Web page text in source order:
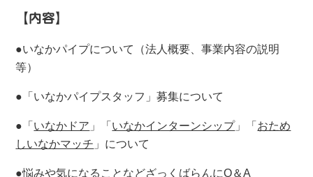
【内容】
●いなかパイプについて（法人概要、事業内容の説明
等）
● 「いなかパイプスタッフ」募集について
●「 いなかドア 」「 いなかインターンシップ」「 おため
しいなかマッチ 」について
●悩みや気になることなどざっくばらんにQ＆A